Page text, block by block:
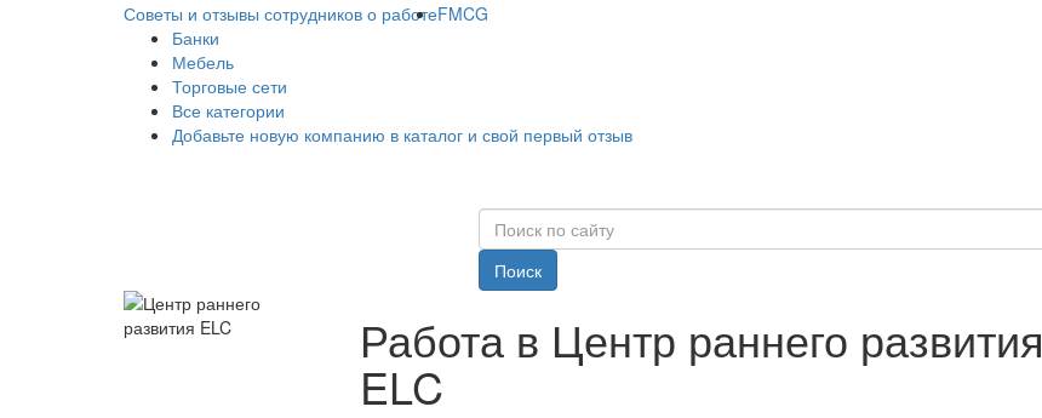
Советы и отзывы сотрудников о работеFMCG
Банки
Мебель
Торговые сети
Все категории
Добавьте новую компанию в каталог и свой первый отзыв
Поиск
Работа в Центр раннего развития
ELC